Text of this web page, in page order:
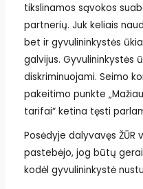
tikslinamos sąvokos
partnerių. Juk keliais
bet ir gyvulininkystės
galvijus. Gyvulininkystės
diskriminuojami. Seimo
pakeitimo punkte
tarifai“ ketina tęsti
Posėdyje dalyvavęs ŽŪR
pastebėjo, jog būtų
kodėl gyvulininkystė